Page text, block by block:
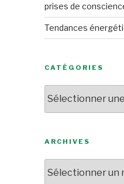
prises de
Tendances
CATÉGORIES
ARCHIVES